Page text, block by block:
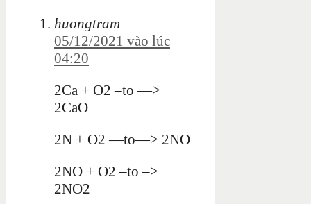
huongtram
05/12/2021 vào lúc
04:20
2Ca + O2 –to —>
2CaO
2N + O2 —to—> 2NO
2NO + O2 –to –>
2NO2